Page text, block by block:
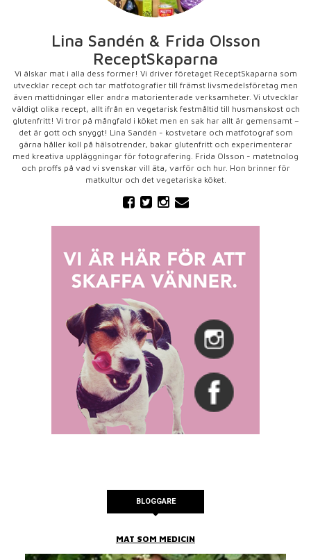
Lina Sandén & Frida Olsson
ReceptSkaparna
Vi älskar mat i alla dess former! Vi driver företaget ReceptSkaparna som
utvecklar recept och tar matfotografier till främst livsmedelsföretag men
även mattidningar eller andra matorienterade verksamheter. Vi utvecklar
väldigt olika recept, allt ifrån en vegetarisk festmåltid till husmanskost och
glutenfritt! Vi tror på mångfald i köket men en sak har allt är gemensamt –
det är gott och snyggt! Lina Sandén - kostvetare och matfotograf som
gärna håller koll på hälsotrender, bakar glutenfritt och experimenterar
med kreativa uppläggningar för fotografering. Frida Olsson - matetnolog
och proffs på vad vi svenskar vill äta, varför och hur. Hon brinner för
matkultur och det vegetariska köket.
BLOGGARE
MAT SOM MEDICIN